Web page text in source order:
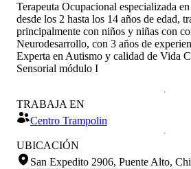
Terapeuta Ocupacional especializada
desde los 2 hasta los 14 años de edad,
principalmente con niños y niñas con
Neurodesarrollo, con 3 años de
Experta en Autismo y calidad de Vida
Sensorial módulo I
TRABAJA EN
Centro Trampolin
UBICACIÓN
San Expedito 2906, Puente Alto,